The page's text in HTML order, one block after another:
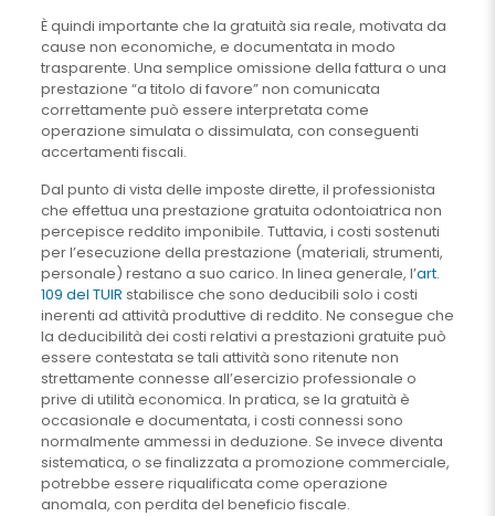
È quindi importante che la gratuità sia reale, motivata da
cause non economiche, e documentata in modo
trasparente. Una semplice omissione della fattura o una
prestazione “a titolo di favore” non comunicata
correttamente può essere interpretata come
operazione simulata o dissimulata, con conseguenti
accertamenti fiscali.
Dal punto di vista delle imposte dirette, il professionista
che effettua una prestazione gratuita odontoiatrica non
percepisce reddito imponibile. Tuttavia, i costi sostenuti
per l’esecuzione della prestazione (materiali, strumenti,
personale) restano a suo carico. In linea generale, l’art.
109 del TUIR stabilisce che sono deducibili solo i costi
inerenti ad attività produttive di reddito. Ne consegue che
la deducibilità dei costi relativi a prestazioni gratuite può
essere contestata se tali attività sono ritenute non
strettamente connesse all’esercizio professionale o
prive di utilità economica. In pratica, se la gratuità è
occasionale e documentata, i costi connessi sono
normalmente ammessi in deduzione. Se invece diventa
sistematica, o se finalizzata a promozione commerciale,
potrebbe essere riqualificata come operazione
anomala, con perdita del beneficio fiscale.